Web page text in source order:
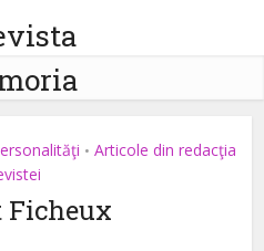
• Articole din redacţia
Ficheux